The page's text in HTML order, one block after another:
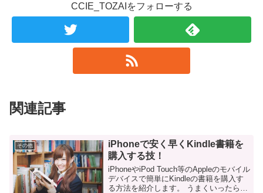
CCIE_TOZAIをフォローする
関連記事
その他
iPhoneで安く早くKindle書籍を
購入する技！
iPhoneやiPod Touch等のAppleのモバイル
デバイスで簡単にKindleの書籍を購入す
る方法を紹介します。 うまくいったら、